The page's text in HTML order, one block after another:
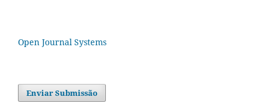
Open Journal Systems
Enviar Submissão